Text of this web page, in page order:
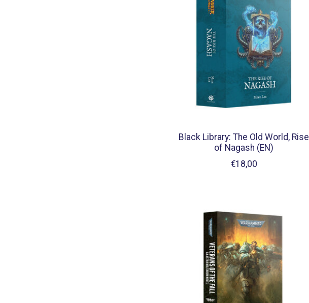
Black Library: The Old World, Rise
of Nagash (EN)
€18,00